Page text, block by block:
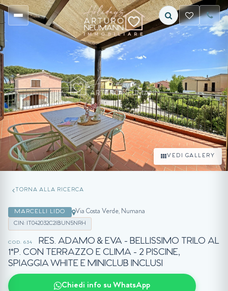
VEDI GALLERY
TORNA ALLA RICERCA
MARCELLI LIDO Via Costa Verde, Numana
CIN: IT042032C2IBUN5NRH
COD. 634
RES. ADAMO & EVA - BELLISSIMO TRILO AL
1°P. CON TERRAZZO E CLIMA - 2 PISCINE,
SPIAGGIA WHITE E MINICLUB INCLUSI
Chiedi info su WhatsApp